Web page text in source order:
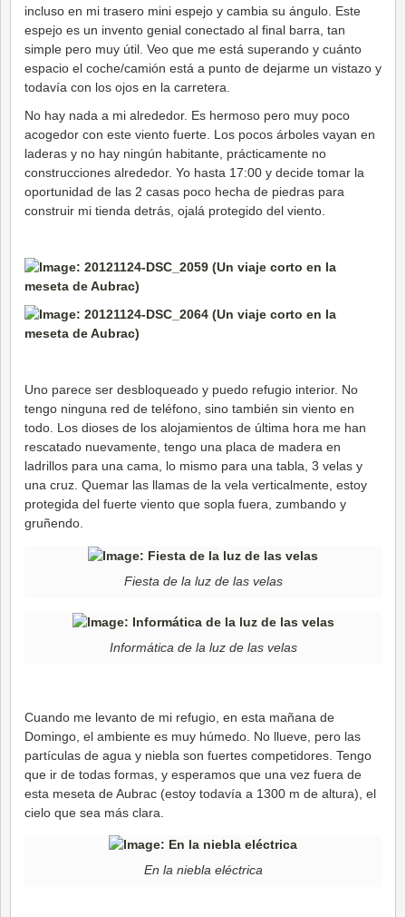
incluso en mi trasero mini espejo y cambia su ángulo. Este
espejo es un invento genial conectado al final barra, tan
simple pero muy útil. Veo que me está superando y cuánto
espacio el coche/camión está a punto de dejarme un vistazo y
todavía con los ojos en la carretera.
No hay nada a mi alrededor. Es hermoso pero muy poco
acogedor con este viento fuerte. Los pocos árboles vayan en
laderas y no hay ningún habitante, prácticamente no
construcciones alrededor. Yo hasta 17:00 y decide tomar la
oportunidad de las 2 casas poco hecha de piedras para
construir mi tienda detrás, ojalá protegido del viento.
Uno parece ser desbloqueado y puedo refugio interior. No
tengo ninguna red de teléfono, sino también sin viento en
todo. Los dioses de los alojamientos de última hora me han
rescatado nuevamente, tengo una placa de madera en
ladrillos para una cama, lo mismo para una tabla, 3 velas y
una cruz. Quemar las llamas de la vela verticalmente, estoy
protegida del fuerte viento que sopla fuera, zumbando y
gruñendo.
Fiesta de la luz de las velas
Informática de la luz de las velas
Cuando me levanto de mi refugio, en esta mañana de
Domingo, el ambiente es muy húmedo. No llueve, pero las
partículas de agua y niebla son fuertes competidores. Tengo
que ir de todas formas, y esperamos que una vez fuera de
esta meseta de Aubrac (estoy todavía a 1300 m de altura), el
cielo que sea más clara.
En la niebla eléctrica